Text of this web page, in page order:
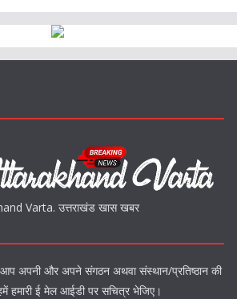
Varta. उत्तराखंड खास खबर
आप अपनी और अपने संगठन अथवा संस्थान/प्रतिष्ठान की
हमारी ई मेल आईडी पर सचित्र भेजिए।